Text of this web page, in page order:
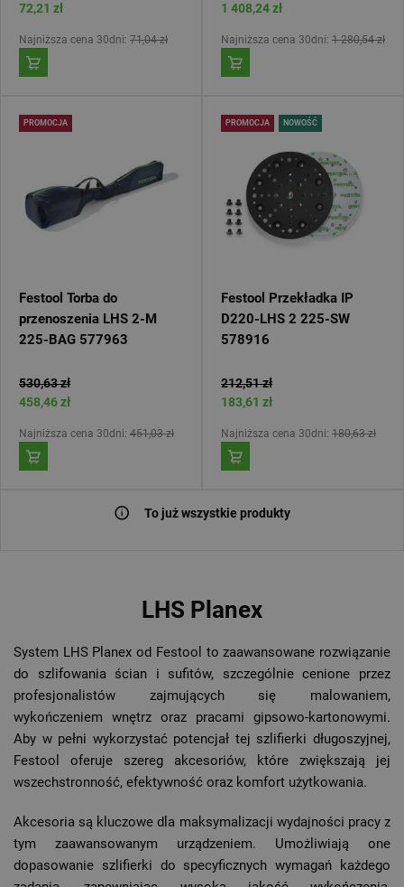
72,21 zł
Najniższa cena 30dni: 71,04 zł
1 408,24 zł
Najniższa cena 30dni: 1 280,54 zł
PROMOCJA
Festool Torba do
przenoszenia LHS 2-M
225-BAG 577963
530,63 zł
458,46 zł
Najniższa cena 30dni: 451,03 zł
PROMOCJA NOWOŚĆ
Festool Przekładka IP
D220-LHS 2 225-SW
578916
212,51 zł
183,61 zł
Najniższa cena 30dni: 180,63 zł
To już wszystkie produkty
LHS Planex
System LHS Planex od Festool to zaawansowane rozwiązanie
do szlifowania ścian i sufitów, szczególnie cenione przez
profesjonalistów zajmujących się malowaniem,
wykończeniem wnętrz oraz pracami gipsowo-kartonowymi.
Aby w pełni wykorzystać potencjał tej szlifierki długoszyjnej,
Festool oferuje szereg akcesoriów, które zwiększają jej
wszechstronność, efektywność oraz komfort użytkowania.
Akcesoria są kluczowe dla maksymalizacji wydajności pracy z
tym zaawansowanym urządzeniem. Umożliwiają one
dopasowanie szlifierki do specyficznych wymagań każdego